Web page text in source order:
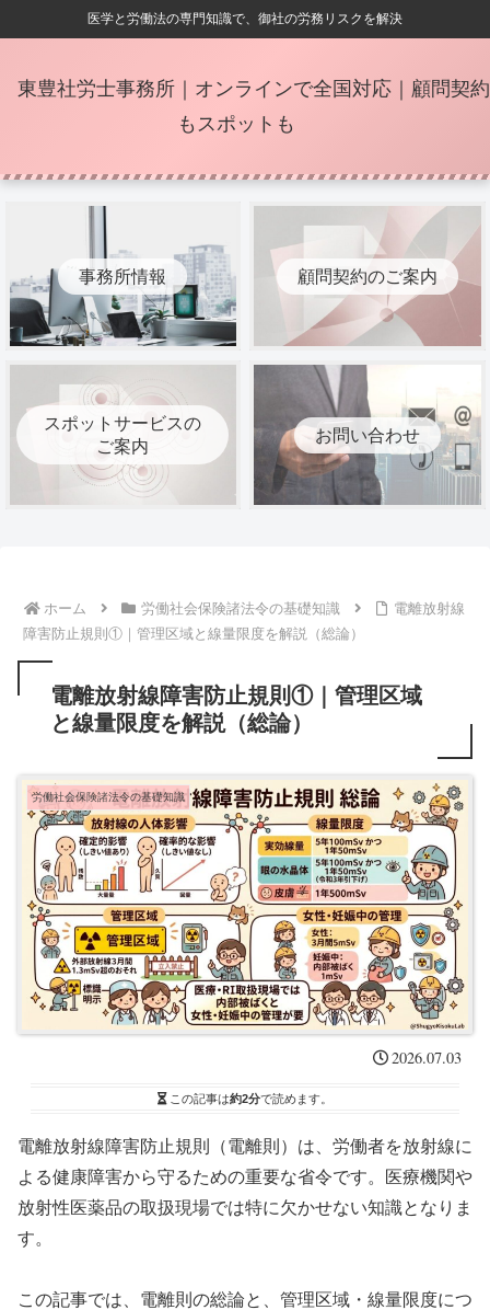
医学と労働法の専門知識で、御社の労務リスクを解決
東豊社労士事務所｜オンラインで全国対応｜顧問契約
もスポットも
事務所情報 顧問契約のご案内
スポットサービスの
ご案内
お問い合わせ
ホーム 労働社会保険諸法令の基礎知識
電離放射線
障害防止規則①｜管理区域と線量限度を解説（総論）
電離放射線障害防止規則①｜管理区域
と線量限度を解説（総論）
労働社会保険諸法令の基礎知識
2026.07.03
この記事は約2分で読めます。
電離放射線障害防止規則（電離則）は、労働者を放射線に
よる健康障害から守るための重要な省令です。医療機関や
放射性医薬品の取扱現場では特に欠かせない知識となりま
す。
この記事では、電離則の総論と、管理区域・線量限度につ